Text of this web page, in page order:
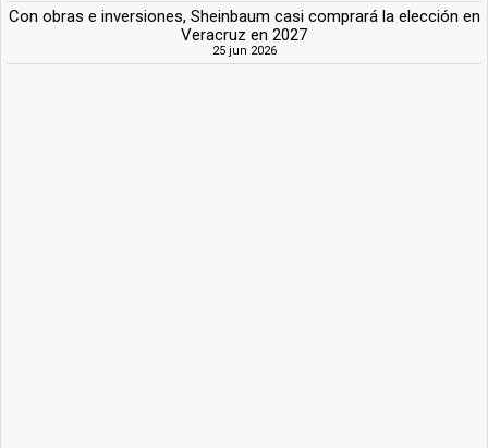
Con obras e inversiones, Sheinbaum casi comprará la elección en
Veracruz en 2027
25 jun 2026